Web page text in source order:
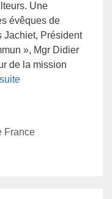
Une
évêques de
Jachiet, Président
», Mgr Didier
de la mission
France